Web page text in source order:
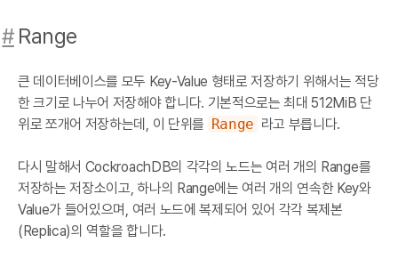
# Range
큰 데이터베이스를 모두 Key-Value 형태로 저장하기 위해서는 적당
한 크기로 나누어 저장해야 합니다. 기본적으로는 최대 512MiB 단
위로 쪼개어 저장하는데, 이 단위를 Range 라고 부릅니다.
다시 말해서 CockroachDB의 각각의 노드는 여러 개의 Range를
저장하는 저장소이고, 하나의 Range에는 여러 개의 연속한 Key와
Value가 들어있으며, 여러 노드에 복제되어 있어 각각 복제본
(Replica)의 역할을 합니다.